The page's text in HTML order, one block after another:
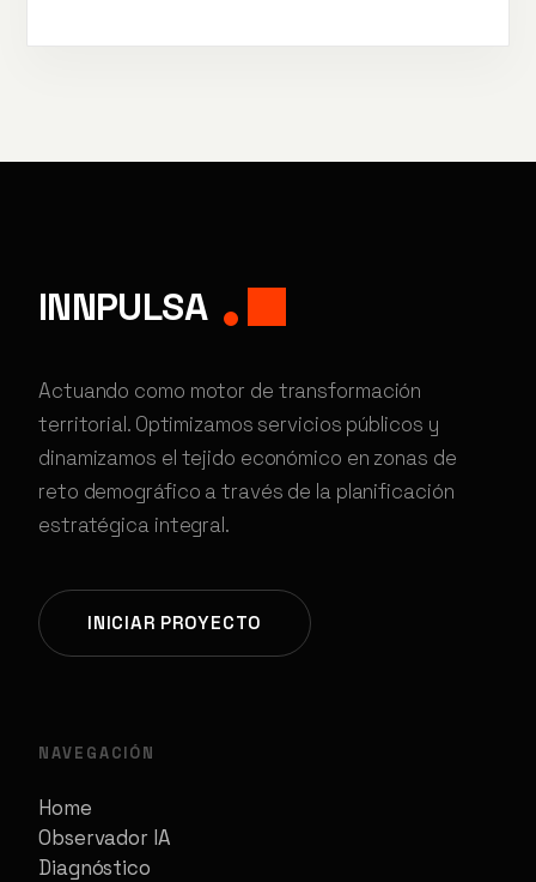
INNPULSA
Actuando como motor de transformación
territorial. Optimizamos servicios públicos y
dinamizamos el tejido económico en zonas de
reto demográfico a través de la planificación
estratégica integral.
INICIAR PROYECTO
NAVEGACIÓN
Home
Observador IA
Diagnóstico